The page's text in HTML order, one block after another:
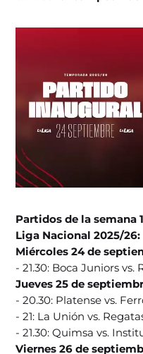
Partidos de la semana
Liga Nacional 2025/26:
Miércoles 24 de
- 21.30: Boca Juniors vs.
Jueves 25 de
- 20.30: Platense vs.
- 21: La Unión vs.
- 21.30: Quimsa vs.
Viernes 26 de